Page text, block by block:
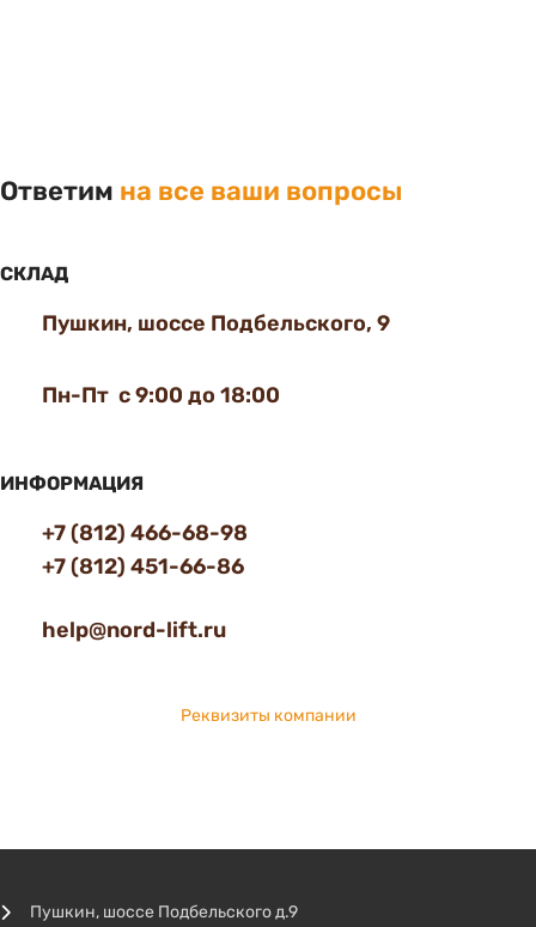
Ответим на все ваши вопросы
СКЛАД
Пушкин, шоссе Подбельского, 9
Пн-Пт с 9:00 до 18:00
ИНФОРМАЦИЯ
+7 (812) 466-68-98
+7 (812) 451-66-86
help@nord-lift.ru
Реквизиты компании
Пушкин, шоссе Подбельского д.9